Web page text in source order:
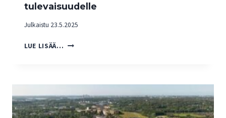
tulevaisuudelle
Julkaistu 23.5.2025
LUE LISÄÄ… P
N
M
Ä